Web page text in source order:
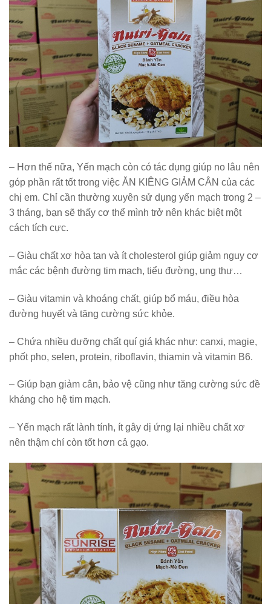
– Hơn thế nữa, Yến mạch còn có tác dụng giúp no lâu nên
góp phần rất tốt trong việc ĂN KIÊNG GIẢM CÂN của các
chị em. Chỉ cần thường xuyên sử dụng yến mạch trong 2 –
3 tháng, bạn sẽ thấy cơ thể mình trở nên khác biệt một
cách tích cực.
– Giàu chất xơ hòa tan và ít cholesterol giúp giảm nguy cơ
mắc các bệnh đường tim mạch, tiểu đường, ung thư…
– Giàu vitamin và khoáng chất, giúp bổ máu, điều hòa
đường huyết và tăng cường sức khỏe.
– Chứa nhiều dưỡng chất quí giá khác như: canxi, magie,
phốt pho, selen, protein, riboflavin, thiamin và vitamin B6.
– Giúp bạn giảm cân, bảo vệ cũng như tăng cường sức đề
kháng cho hệ tim mạch.
– Yến mạch rất lành tính, ít gây dị ứng lại nhiều chất xơ
nên thậm chí còn tốt hơn cả gạo.